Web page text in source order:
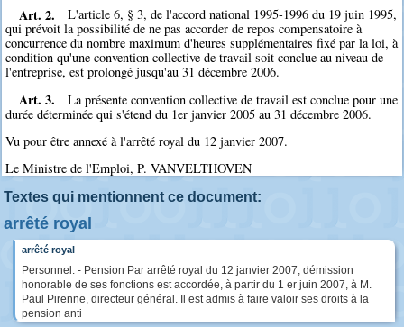
Art. 2.
L'article 6, § 3, de l'accord national 1995-1996 du 19 juin 1995,
qui prévoit la possibilité de ne pas accorder de repos compensatoire à
concurrence du nombre maximum d'heures supplémentaires fixé par la loi, à
condition qu'une convention collective de travail soit conclue au niveau de
l'entreprise, est prolongé jusqu'au 31 décembre 2006.
Art. 3.
La présente convention collective de travail est conclue pour une
durée déterminée qui s'étend du 1er janvier 2005 au 31 décembre 2006.
Vu pour être annexé à l'arrêté royal du 12 janvier 2007.
Le Ministre de l'Emploi, P. VANVELTHOVEN
Textes qui mentionnent ce document:
arrêté royal
arrêté royal
Personnel. - Pension Par arrêté royal du 12 janvier 2007, démission
honorable de ses fonctions est accordée, à partir du 1 er juin 2007, à M.
Paul Pirenne, directeur général. Il est admis à faire valoir ses droits à la
pension anti